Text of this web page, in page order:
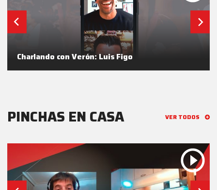
Charlando con Verón: Luis Figo
PINCHAS EN CASA VER TODOS